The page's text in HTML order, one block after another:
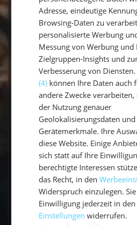
Frequently Asked
An Bord
45 Questions
Vorbereitung
11 Questions
Gibt es Flottillen?
Wie viele Seemeilen
einer Woche?
Adresse, eindeutige
Browsing-Daten zu
personalisierte Werbung
Messung von Werbung und
Zielgruppen-Insights und
Verbesserung von Diensten.
(4) können Ihre Daten auch
andere Zwecke
der Nutzung genauer
Geolokalisierungsdaten und
Gerätemerkmale. Ihre
diese Website. Einige
sich statt auf Ihre
berechtigte Interessen
das Recht, in den
Widerspruch einzulegen.
Einwilligung jederzeit in den
Einstellungen widerrufen.